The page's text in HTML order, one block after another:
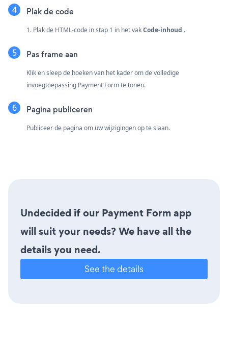
Plak de code
1. Plak de HTML-code in stap 1 in het vakCode-inhoud .
Pas frame aan
Klik en sleep de hoeken van het kader om de volledige
invoegtoepassing Payment Form te tonen.
Pagina publiceren
Publiceer de pagina om uw wijzigingen op te slaan.
Undecided if our Payment Form app
will suit your needs? We have all the
details you need.
See the details